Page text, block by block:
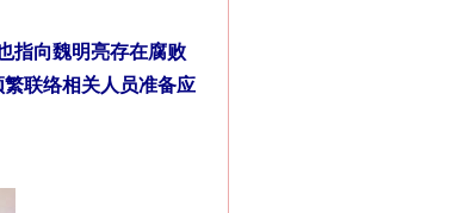
指向魏明亮存在腐败
联络相关人员准备应